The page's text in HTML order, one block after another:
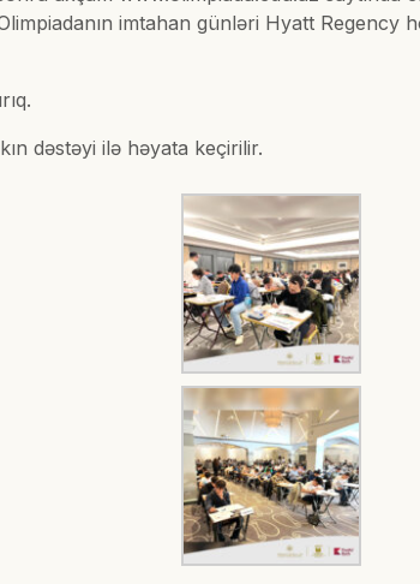
imtahan günləri Hyatt Regency
dəstəyi ilə həyata keçirilir.